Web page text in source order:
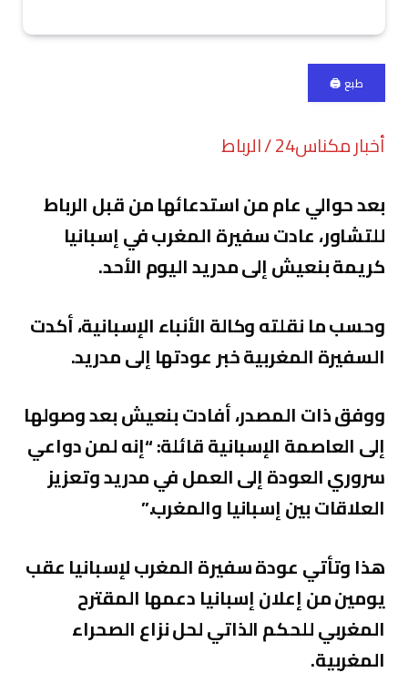
طبع 🖨
أخبار مكناس24 / الرباط
بعد حوالي عام من استدعائها من قبل الرباط
للتشاور، عادت سفيرة المغرب في إسبانيا
كريمة بنعيش إلى مدريد اليوم الأحد.
وحسب ما نقلته وكالة الأنباء الإسبانية، أكدت
السفيرة المغربية خبر عودتها إلى مدريد.
ووفق ذات المصدر، أفادت بنعيش بعد وصولها
إلى العاصمة الإسبانية قائلة: “إنه لمن دواعي
سروري العودة إلى العمل في مدريد وتعزيز
العلاقات بين إسبانيا والمغرب.”
هذا وتأتي عودة سفيرة المغرب لإسبانيا عقب
يومين من إعلان إسبانيا دعمها المقترح
المغربي للحكم الذاتي لحل نزاع الصحراء
المغربية.